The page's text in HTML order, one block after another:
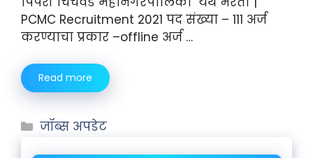
PCMC Recruitment 2021 पद संख्या – 111 अर्ज
करण्याचा प्रकार –offline अर्ज …
Read more
जॉब्स अपडेट